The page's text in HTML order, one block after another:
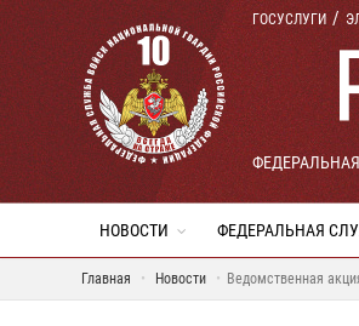
ГОСУСЛУГИ
НОВОСТИ ФЕДЕРАЛЬНАЯ
Главная Новости Ведомственная